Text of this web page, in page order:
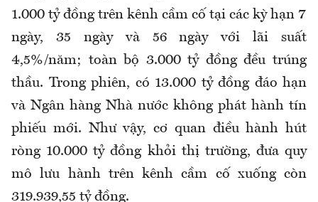
1.000 tỷ đồng trên kênh cầm cố tại các kỳ hạn 7
ngày, 35 ngày và 56 ngày với lãi suất
4,5%/năm; toàn bộ 3.000 tỷ đồng đều trúng
thầu. Trong phiên, có 13.000 tỷ đồng đáo hạn
và Ngân hàng Nhà nước không phát hành tín
phiếu mới. Như vậy, cơ quan điều hành hút
ròng 10.000 tỷ đồng khỏi thị trường, đưa quy
mô lưu hành trên kênh cầm cố xuống còn
319.939,55 tỷ đồng.